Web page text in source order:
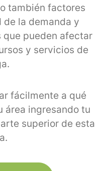
también factores
la demanda y
pueden afectar
y servicios de
fácilmente a qué
área ingresando tu
superior de esta